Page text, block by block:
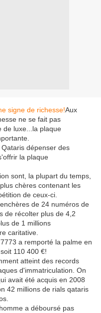
Aux
ne se fait pas
de luxe...la plaque
dépenser des
la plaque
sont, la plupart du temps,
chères contenant les
de ceux-ci.
de 24 numéros de
de récolter plus de 4,2
de 1 millions
caritative.
a remporté la palme en
110 400 €!
atteint des records
d'immatriculation. On
avait été acquis en 2008
42 millions de rials qataris
a déboursé pas